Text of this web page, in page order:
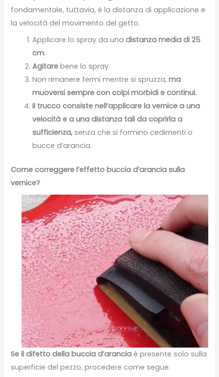
fondamentale, tuttavia, è la distanza di applicazione e
la velocità del movimento del getto.
Applicare lo spray da unadistanza media di 25
cm.
Agitare bene lo spray.
Non rimanere fermi mentre si spruzza,ma
muoversi sempre con colpi morbidi e continui.
Il trucco consiste nell’applicare la vernice a una
velocità e a una distanza tali da coprirla a
sufficienza, senza che si formino cedimenti o
bucce d’arancia.
Come correggere l’effetto buccia d’arancia sulla
vernice?
Se il difetto della buccia d’arancia è presente solo sulla
superficie del pezzo, procedere come segue: